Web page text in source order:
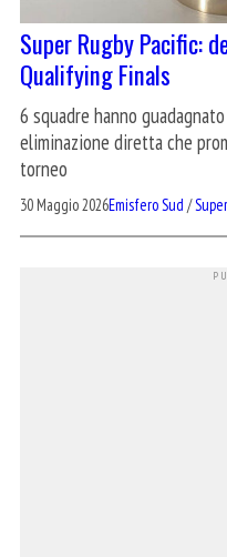
Super Rugby Pacific:
Qualifying Finals
6 squadre hanno
eliminazione diretta che
torneo
30 Maggio 2026Emisfero Sud /